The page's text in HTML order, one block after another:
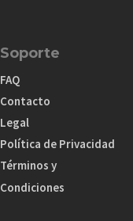
Soporte
FAQ
Contacto
Legal
Política de Privacidad
Términos y
Condiciones